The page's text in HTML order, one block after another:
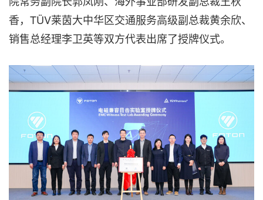
香，TÜV莱茵大中华区交通服务高级副总裁黄余欣、
销售总经理李卫英等双方代表出席了授牌仪式。